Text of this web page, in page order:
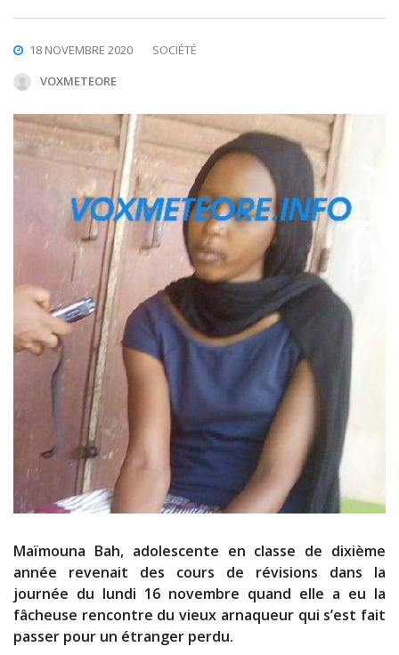
18 NOVEMBRE 2020
SOCIÉTÉ
VOXMETEORE
Maïmouna Bah, adolescente en classe de dixième
année revenait des cours de révisions dans la
journée du lundi 16 novembre quand elle a eu la
fâcheuse rencontre du vieux arnaqueur qui s’est fait
passer pour un étranger perdu.